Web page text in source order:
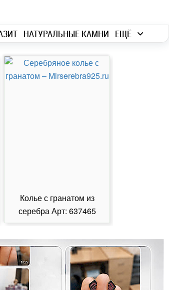
НАТУРАЛЬНЫЕ КАМНИ ЕЩЁ
Колье с гранатом из
серебра Арт: 637465